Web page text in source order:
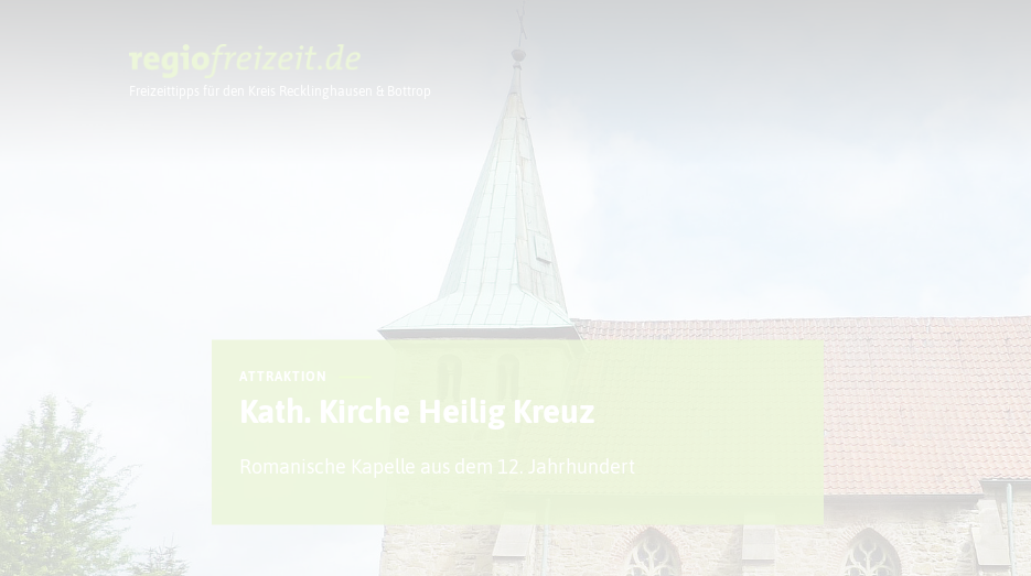
Freizeittipps für den Kreis Recklinghausen & Bottrop
Sport + Bewegung
ATTRAKTION
Kath. Kirche Heilig Kreuz
Romanische Kapelle aus dem 12. Jahrhundert